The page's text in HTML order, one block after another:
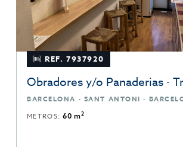
REF. 7937920
Obradores y/o Panaderias ·
BARCELONA · SANT ANTONI ·
METROS:60 m2